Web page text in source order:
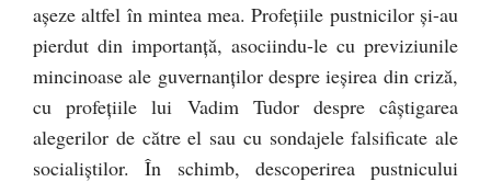
aşeze altfel în mintea mea. Profeţiile pustnicilor şi-au
pierdut din importanţă, asociindu-le cu previziunile
mincinoase ale guvernanţilor despre ieşirea din criză,
cu profeţiile lui Vadim Tudor despre câştigarea
alegerilor de către el sau cu sondajele falsificate ale
socialiştilor. În schimb, descoperirea pustnicului